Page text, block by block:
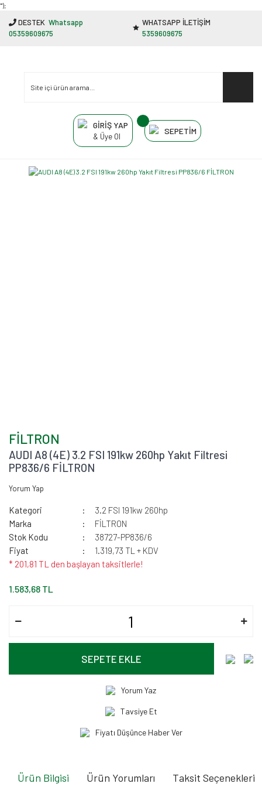
"');
DESTEK Whatsapp
05359609675
WHATSAPP İLETİŞİM
5359609675
GİRİŞ YAP
& Üye Ol
SEPETİM
FİLTRON
AUDI A8 (4E) 3.2 FSI 191kw 260hp Yakıt Filtresi
PP836/6 FİLTRON
Yorum Yap
Kategori
3.2 FSI 191kw 260hp
Marka
FİLTRON
Stok Kodu
38727-PP836/6
Fiyat
1.319,73 TL + KDV
* 201,81 TL den başlayan taksitlerle!
1.583,68 TL
SEPETE EKLE
Yorum Yaz
Tavsiye Et
Fiyatı Düşünce Haber Ver
Ürün Bilgisi Ürün Yorumları Taksit Seçenekleri